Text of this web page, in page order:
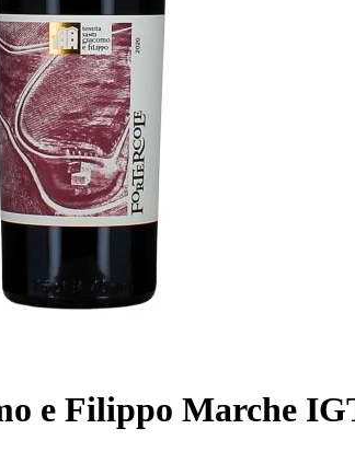
e Filippo Marche